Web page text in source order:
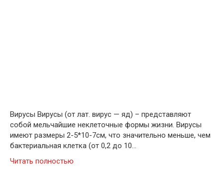
Вирусы Вирусы (от лат. вирус — яд) – представляют
собой мельчайшие неклеточные формы жизни. Вирусы
имеют размеры 2-5*10-7см, что значительно меньше, чем
бактериальная клетка (от 0,2 до 10…
Читать полностью